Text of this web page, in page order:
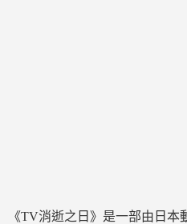
《TV消逝之日》是一部由日